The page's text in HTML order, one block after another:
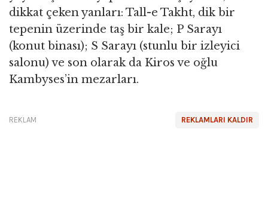
dikkat çeken yanları: Tall-e Takht, dik bir
tepenin üzerinde taş bir kale; P Sarayı
(konut binası); S Sarayı (stunlu bir izleyici
salonu) ve son olarak da Kiros ve oğlu
Kambyses’in mezarları.
REKLAMLARI KALDIR
REKLAM